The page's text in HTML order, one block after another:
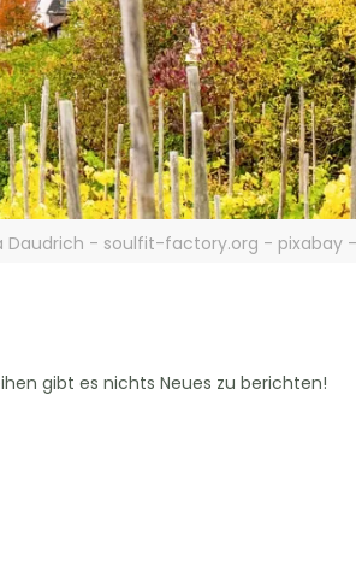
Daudrich - soulfit-factory.org - pixabay
gibt es nichts Neues zu berichten!